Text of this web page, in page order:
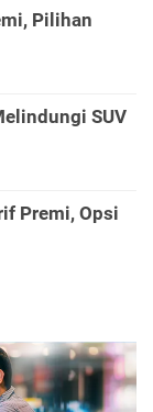
Pilihan
SUV
Premi, Opsi